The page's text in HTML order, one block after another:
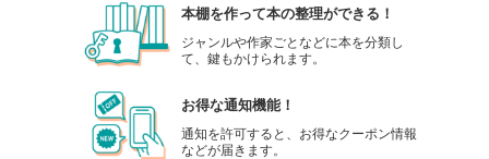
本棚を作って本の整理ができる！
ジャンルや作家ごとなどに本を分類し
て、鍵もかけられます。
お得な通知機能！
通知を許可すると、お得なクーポン情報
などが届きます。